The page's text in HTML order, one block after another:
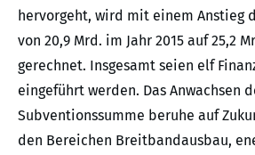
hervorgeht, wird mit einem Anstieg
von 20,9 Mrd. im Jahr 2015 auf 25,2
gerechnet. Insgesamt seien elf
eingeführt werden. Das Anwachsen
Subventionssumme beruhe auf
den Bereichen Breitbandausbau,